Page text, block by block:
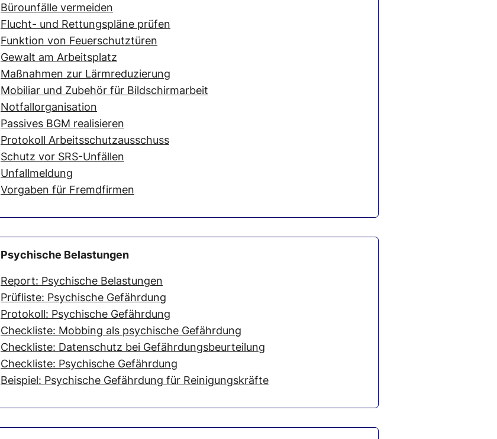
Bürounfälle vermeiden
Flucht- und Rettungspläne prüfen
Funktion von Feuerschutztüren
Gewalt am Arbeitsplatz
Maßnahmen zur Lärmreduzierung
Mobiliar und Zubehör für Bildschirmarbeit
Notfallorganisation
Passives BGM realisieren
Protokoll Arbeitsschutzausschuss
Schutz vor SRS-Unfällen
Unfallmeldung
Vorgaben für Fremdfirmen
Psychische Belastungen
Report: Psychische Belastungen
Prüfliste: Psychische Gefährdung
Protokoll: Psychische Gefährdung
Checkliste: Mobbing als psychische Gefährdung
Checkliste: Datenschutz bei Gefährdungsbeurteilung
Checkliste: Psychische Gefährdung
Beispiel: Psychische Gefährdung für Reinigungskräfte